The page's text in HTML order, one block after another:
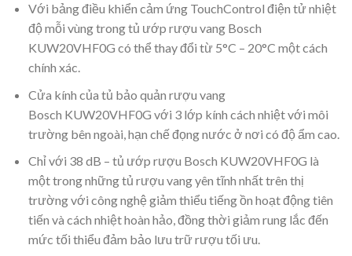
Với bảng điều khiển cảm ứng TouchControl điện tử nhiệt
độ mỗi vùng trong tủ ướp rượu vang Bosch
KUW20VHF0G có thể thay đổi từ 5°C – 20°C một cách
chính xác.
Cửa kính của tủ bảo quản rượu vang
Bosch KUW20VHF0G với 3 lớp kính cách nhiệt với môi
trường bên ngoài, hạn chế đọng nước ở nơi có độ ẩm cao.
Chỉ với 38 dB – tủ ướp rượu Bosch KUW20VHF0G là
một trong những tủ rượu vang yên tĩnh nhất trên thị
trường với công nghệ giảm thiểu tiếng ồn hoạt động tiên
tiến và cách nhiệt hoàn hảo, đồng thời giảm rung lắc đến
mức tối thiểu đảm bảo lưu trữ rượu tối ưu.